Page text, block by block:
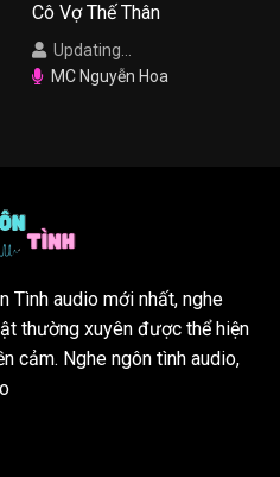
Cô Vợ Thế Thân
Updating...
MC Nguyễn Hoa
Tình audio mới nhất, nghe
thường xuyên được thể hiện
cảm. Nghe ngôn tình audio,